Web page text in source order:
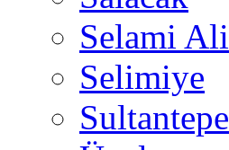
Selami Ali
Selimiye
Sultantepe